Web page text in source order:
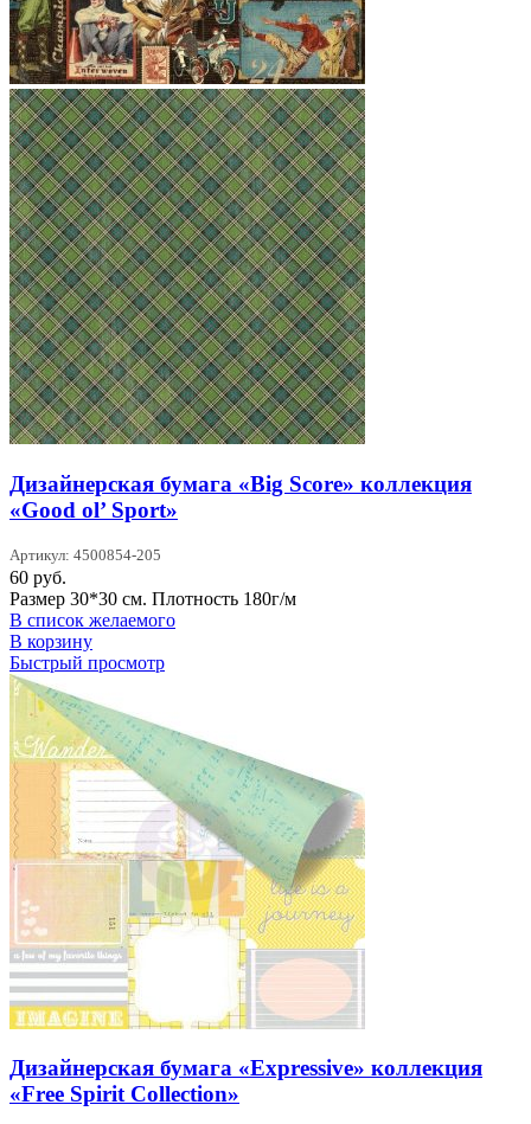
Дизайнерская бумага «Big Score» коллекция
«Good ol’ Sport»
Артикул: 4500854-205
60 руб.
Размер 30*30 см. Плотность 180г/м
В список желаемого
В корзину
Быстрый просмотр
Дизайнерская бумага «Expressive» коллекция
«Free Spirit Collection»